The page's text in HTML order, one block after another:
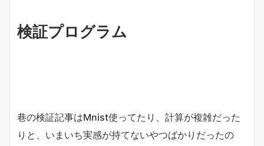
検証プログラム
巷の検証記事はMnist使ってたり、計算が複雑だった
りと、いまいち実感が持てないやつばかりだったの